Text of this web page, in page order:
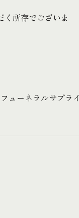
所存でございま
ューネラルサプライ